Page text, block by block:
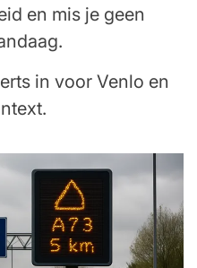
en mis je geen
in voor Venlo en